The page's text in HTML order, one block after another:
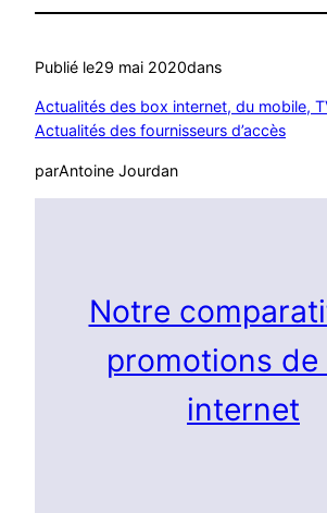
Publié le29 mai 2020dans
Actualités des box internet, du mobile,
Actualités des fournisseurs d’accès
parAntoine Jourdan
Notre
promotions de
internet